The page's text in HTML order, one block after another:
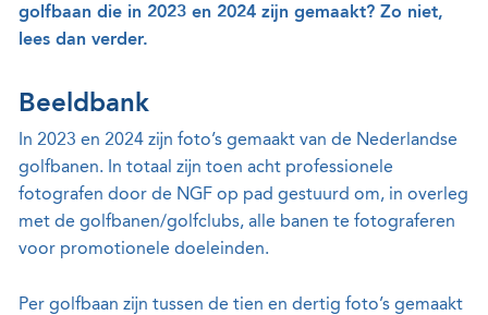
golfbaan die in 2023 en 2024 zijn gemaakt? Zo niet,
lees dan verder.
Beeldbank
In 2023 en 2024 zijn foto’s gemaakt van de Nederlandse
golfbanen. In totaal zijn toen acht professionele
fotografen door de NGF op pad gestuurd om, in overleg
met de golfbanen/golfclubs, alle banen te fotograferen
voor promotionele doeleinden.
Per golfbaan zijn tussen de tien en dertig foto’s gemaakt